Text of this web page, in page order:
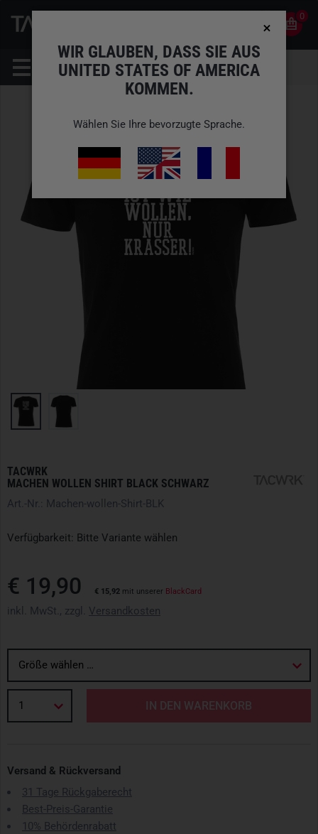
0
TACWRK
MACHEN WOLLEN SHIRT BLACK SCHWARZ
Art.-Nr.: Machen-wollen-Shirt-BLK
Verfügbarkeit: Bitte Variante wählen
€ 19,90 € 15,92 mit unserer BlackCard
inkl. MwSt., zzgl. Versandkosten
Größe wählen …
1 IN DEN WARENKORB
Versand & Rückversand
31 Tage Rückgaberecht
Best-Preis-Garantie
10% Behördenrabatt
WIR GLAUBEN, DASS SIE AUS
UNITED STATES OF AMERICA
KOMMEN.
Wählen Sie Ihre bevorzugte Sprache.